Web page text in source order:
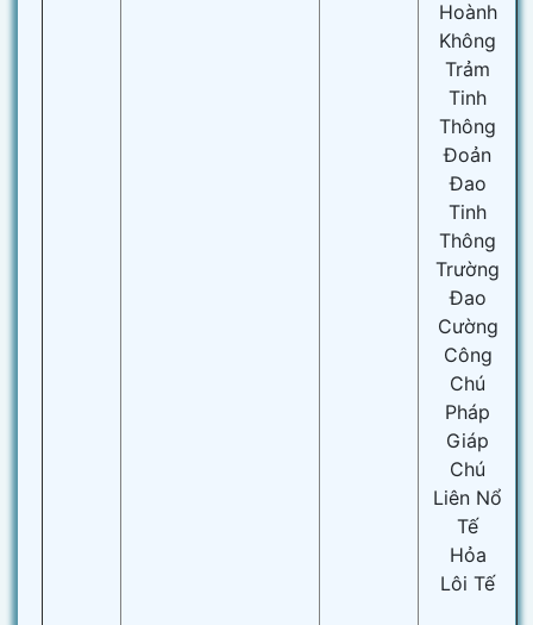
Hoành
Không
Trảm
Tinh
Thông
Đoản
Đao
Tinh
Thông
Trường
Đao
Cường
Công
Chú
Pháp
Giáp
Chú
Liên Nổ
Tế
Hỏa
Lôi Tế